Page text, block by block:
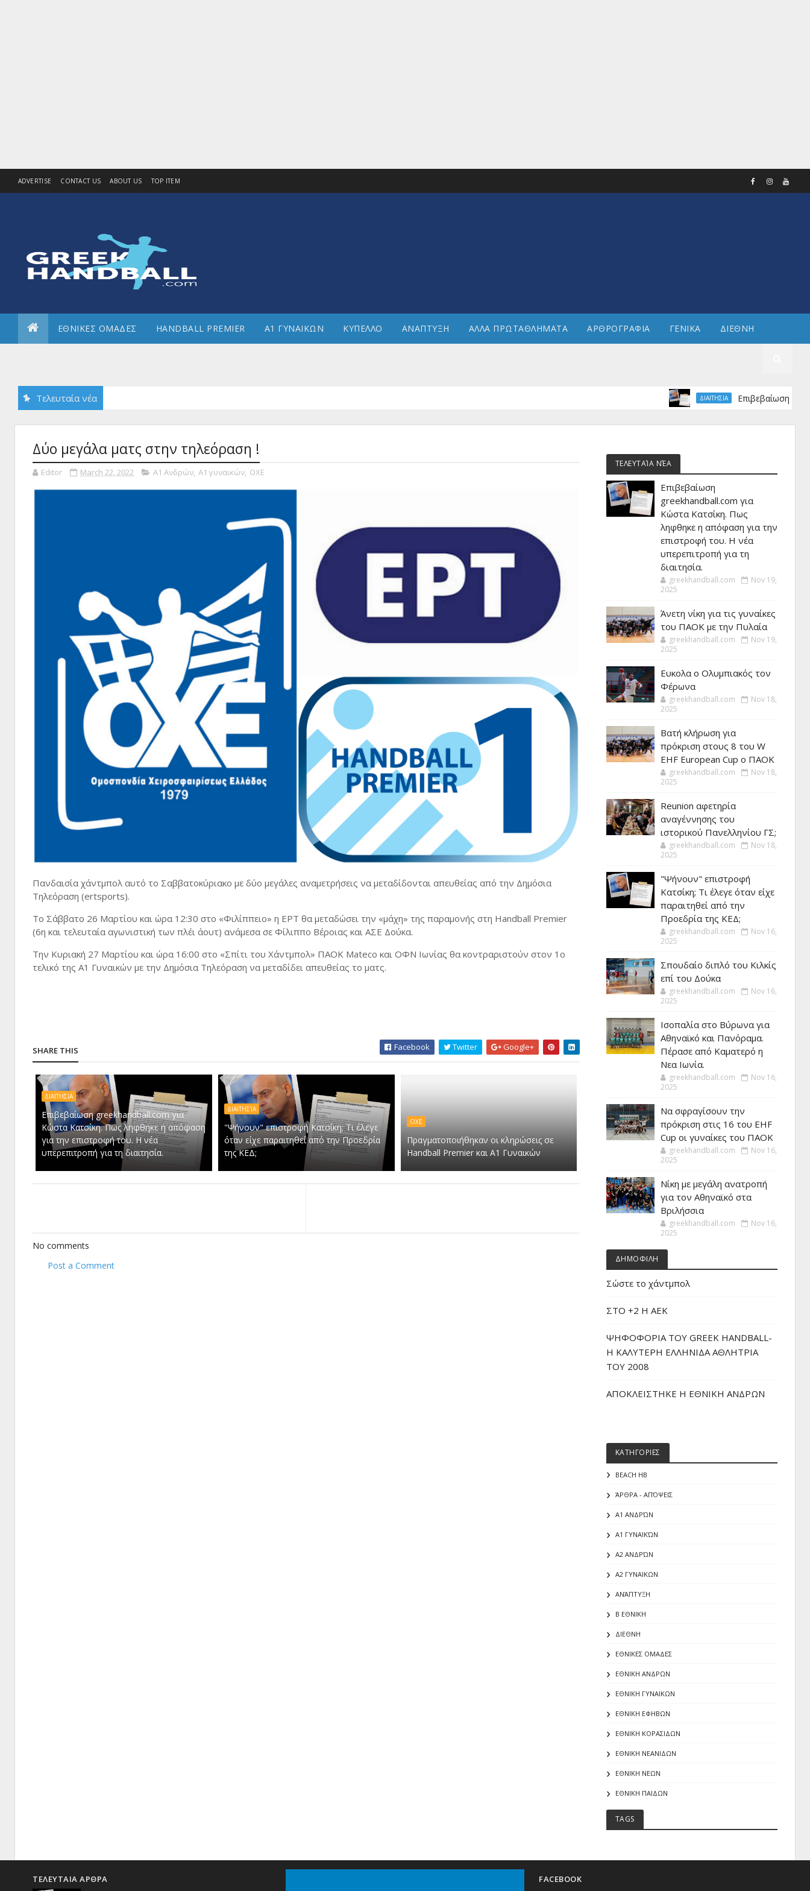
ADVERTISE CONTACT US ABOUT US TOP ITEM
ΕΘΝΙΚΕΣ ΟΜΑΔΕΣ HANDBALL PREMIER Α1 ΓΥΝΑΙΚΩΝ ΚΥΠΕΛΛΟ ΑΝΑΠΤΥΞΗ ΑΛΛΑ ΠΡΩΤΑΘΛΗΜΑΤΑ ΑΡΘΡΟΓΡΑΦΙΑ ΓΕΝΙΚΑ ΔΙΕΘΝΗ
Τελευταία νέα ΔΙΑΙΤΗΣΙΑ Επιβεβαίωση
Δύο μεγάλα ματς στην τηλεόραση !
Editor March 22, 2022 Α1 Ανδρών, Α1 γυναικών, ΟΧΕ
Πανδαισία χάντμπολ αυτό το Σαββατοκύριακο με δύο μεγάλες αναμετρήσεις να μεταδίδονται απευθείας από την Δημόσια
Τηλεόραση (ertsports).
To Σάββατο 26 Μαρτίου και ώρα 12:30 στο «Φιλίππειο» η ΕΡΤ θα μεταδώσει την «μάχη» της παραμονής στη Handball Premier
(6η και τελευταία αγωνιστική των πλέι άουτ) ανάμεσα σε Φίλιππο Βέροιας και ΑΣΕ Δούκα.
Την Κυριακή 27 Μαρτίου και ώρα 16:00 στο «Σπίτι του Χάντμπολ» ΠΑΟΚ Mateco και ΟΦΝ Ιωνίας θα κοντραριστούν στον 1ο
τελικό της Α1 Γυναικών με την Δημόσια Τηλεόραση να μεταδίδει απευθείας το ματς.
SHARE THIS Facebook Twitter Google+
ΔΙΑΙΤΗΣΙΑ
Επιβεβαίωση greekhandball.com για
Κώστα Κατσίκη. Πως ληφθηκε η απόφαση
για την επιστροφή του. Η νέα
υπερεπιτροπή για τη διαιτησία.
ΔΙΑΙΤΗΣΊΑ
"Ψήνουν" επιστροφή Κατσίκη; Τι έλεγε
όταν είχε παραιτηθεί από την Προεδρία
της ΚΕΔ;
ΟΧΕ
Πραγματοποιήθηκαν οι κληρώσεις σε
Handball Premier και Α1 Γυναικών
No comments
Post a Comment
ΤΕΛΕΥΤΑΊΑ ΝΈΑ
Επιβεβαίωση
greekhandball.com για
Κώστα Κατσίκη. Πως
ληφθηκε η απόφαση για την
επιστροφή του. Η νέα
υπερεπιτροπή για τη
διαιτησία.
greekhandball.com
Nov 19,
2025
Άνετη νίκη για τις γυναίκες
του ΠΑΟΚ με την Πυλαία
greekhandball.com
Nov 19,
2025
Ευκολα ο Ολυμπιακός τον
Φέρωνα
greekhandball.com
Nov 18,
2025
Βατή κλήρωση για
πρόκριση στους 8 του W
EHF European Cup ο ΠΑΟΚ
greekhandball.com
Nov 18,
2025
Reunion αφετηρία
αναγέννησης του
ιστορικού Πανελληνίου ΓΣ;
greekhandball.com
Nov 18,
2025
"Ψήνουν" επιστροφή
Κατσίκη; Τι έλεγε όταν είχε
παραιτηθεί από την
Προεδρία της ΚΕΔ;
greekhandball.com
Nov 16,
2025
Σπουδαίο διπλό του Κιλκίς
επί του Δούκα
greekhandball.com
Nov 16,
2025
Ισοπαλία στο Βύρωνα για
Αθηναϊκό και Πανόραμα.
Πέρασε από Καματερό η
Νεα Ιωνία.
greekhandball.com
Nov 16,
2025
Να σφραγίσουν την
πρόκριση στις 16 του EHF
Cup οι γυναίκες του ΠΑΟΚ
greekhandball.com
Nov 16,
2025
Νίκη με μεγάλη ανατροπή
για τον Αθηναϊκό στα
Βριλήσσια
greekhandball.com
Nov 16,
2025
ΔΗΜΟΦΙΛΗ
Σώστε το χάντμπολ
ΣΤΟ +2 Η ΑΕΚ
ΨΗΦΟΦΟΡΙΑ ΤΟΥ GREEK HANDBALL-
H ΚΑΛΥΤΕΡΗ ΕΛΛΗΝΙΔΑ ΑΘΛΗΤΡΙΑ
ΤΟΥ 2008
ΑΠΟΚΛΕΙΣΤΗΚΕ Η ΕΘΝΙΚΗ ΑΝΔΡΩΝ
ΚΑΤΗΓΟΡΙΕΣ
BEACH HB
ΆΡΘΡΑ - ΑΠΌΨΕΙΣ
Α1 ΑΝΔΡΏΝ
Α1 ΓΥΝΑΙΚΏΝ
Α2 ΑΝΔΡΏΝ
Α2 ΓΥΝΑΙΚΩΝ
ΑΝΆΠΤΥΞΗ
Β ΕΘΝΙΚΗ
ΔΙΕΘΝΗ
ΕΘΝΙΚΕΣ ΟΜΑΔΕΣ
ΕΘΝΙΚΗ ΑΝΔΡΩΝ
ΕΘΝΙΚΗ ΓΥΝΑΙΚΩΝ
ΕΘΝΙΚΗ ΕΦΗΒΩΝ
ΕΘΝΙΚΗ ΚΟΡΑΣΙΔΩΝ
ΕΘΝΙΚΗ ΝΕΑΝΙΔΩΝ
ΕΘΝΙΚΗ ΝΕΩΝ
ΕΘΝΙΚΗ ΠΑΙΔΩΝ
TAGS
ΤΕΛΕΥΤΑΙΑ ΑΡΘΡΑ FACEBOOK